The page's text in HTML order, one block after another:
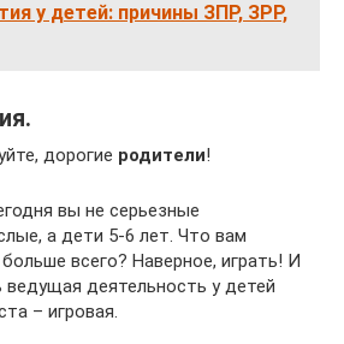
у детей: причины ЗПР, ЗРР,
дорогие родители!
вы не серьезные
а дети 5-6 лет. Что вам
всего? Наверное, играть! И
ведущая деятельность у детей
– игровая.